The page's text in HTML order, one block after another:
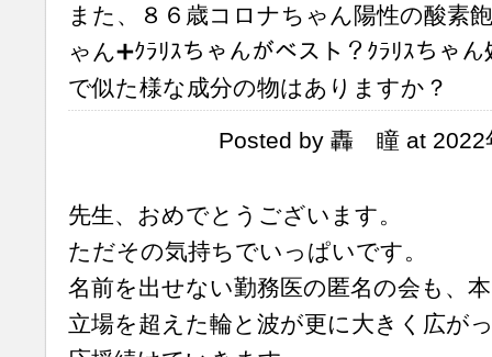
また、８６歳コロナちゃん陽性の酸素
ゃん➕ｸﾗﾘｽちゃんがベスト？ｸﾗﾘｽちゃ
で似た様な成分の物はありますか？
Posted by 轟 瞳 at 2022
先生、おめでとうございます。
ただその気持ちでいっぱいです。
名前を出せない勤務医の匿名の会も、
立場を超えた輪と波が更に大きく広が